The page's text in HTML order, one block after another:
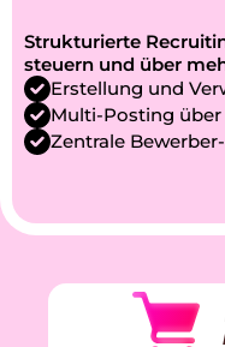
ISE HUB
Strukturierte
steuern und über
Erstellung und
Multi-Posting
Zentrale